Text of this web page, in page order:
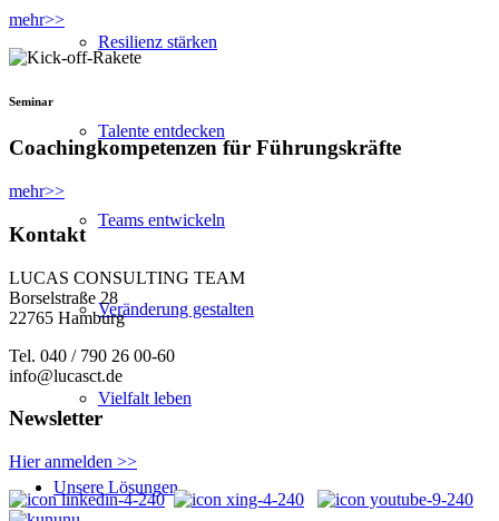
Resilienz stärken
Talente entdecken
Teams entwickeln
Veränderung gestalten
Vielfalt leben
Unsere Lösungen
mehr>>
Seminar
Coachingkompetenzen für Führungskräfte
mehr>>
Kontakt
LUCAS CONSULTING TEAM
Borselstraße 28
22765 Hamburg
Tel. 040 / 790 26 00-60
info@lucasct.de
Newsletter
Hier anmelden >>